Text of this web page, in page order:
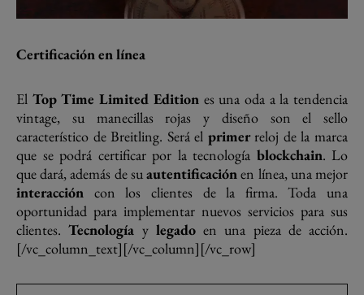
Certificación en línea
El Top Time Limited Editiones una oda a la tendencia
vintage, su manecillas rojas y diseño son el sello
característico de Breitling. Será el primerreloj de la marca
que se podrá certificar por la tecnología blockchain. Lo
que dará, además de suautentificaciónen línea, una mejor
interacción con los clientes de la firma. Toda una
oportunidad para implementar nuevos servicios para sus
clientes.Tecnología y legadoen una pieza de acción.
[/vc_column_text][/vc_column][/vc_row]